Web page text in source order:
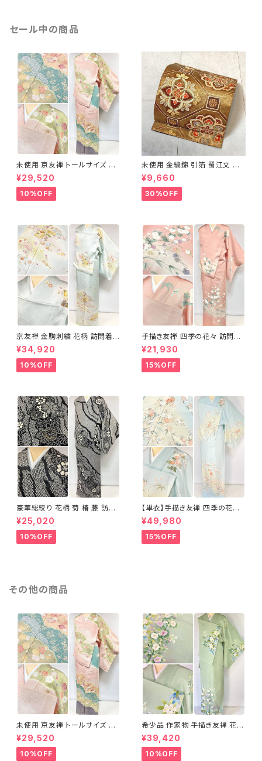
セール中の商品
未使用 京友禅 トールサイズ 染
め分け 金彩 訪問着 袷 正絹 ピ
ンク 黄緑 紫 黄色 1438
¥29,520
10%OFF
未使用 金繍錦 引箔 蜀江文 唐
織 華紋 袋帯 正絹 金糸 ゴール
ド 赤 紫 710
¥9,660
30%OFF
京友禅 金駒刺繍 花柄 訪問着
正絹 水色 黄緑 パステルカラー
アイスグリーン 1433
¥34,920
10%OFF
手描き友禅 四季の花々 訪問着
袷 正絹 サーモンピンク クリー
ム 白 桃花色 1434
¥21,930
15%OFF
豪華総絞り 花柄 菊 椿 藤 訪問
着 鹿の子絞り ラメ 正絹 黒 白
グレー 1435
¥25,020
10%OFF
【単衣】手描き友禅 四季の花々
正絹 訪問着 水色 黄緑 白 パス
テルカラー 1431
¥49,980
15%OFF
その他の商品
未使用 京友禅 トールサイズ 染
め分け 金彩 訪問着 袷 正絹 ピ
ンク 黄緑 紫 黄色 1438
¥29,520
10%OFF
希少品 作家物 手描き友禅 花鳥
文 椿 沈丁花 訪問着 正絹 袷 黄
緑 青 白 1418
¥39,420
10%OFF